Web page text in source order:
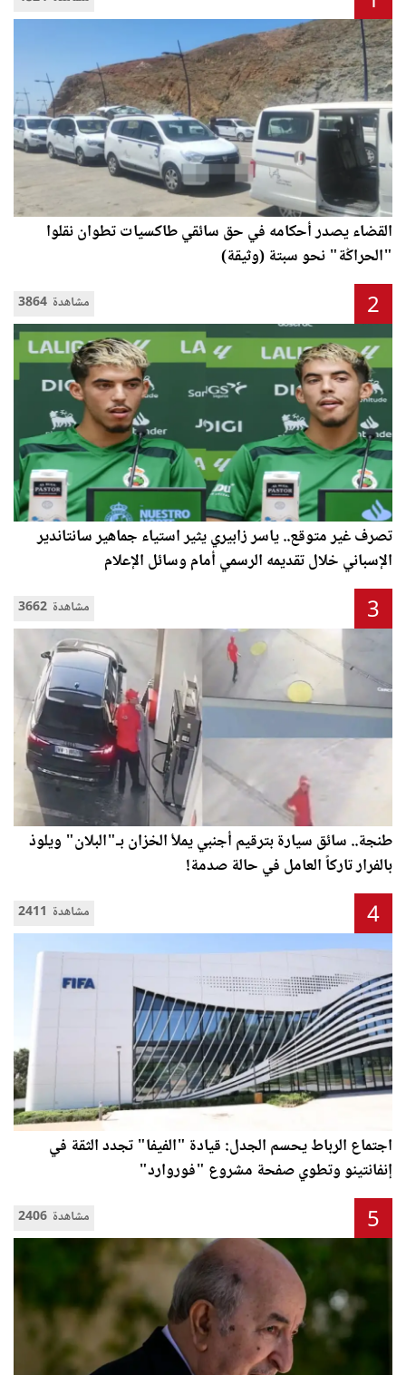
القضاء يصدر أحكامه في حق سائقي طاكسيات تطوان نقلوا
"الحراݣة" نحو سبتة (وثيقة)
3864 مشاهدة 2
تصرف غير متوقع.. ياسر زابيري يثير استياء جماهير سانتاندير
الإسباني خلال تقديمه الرسمي أمام وسائل الإعلام
3662 مشاهدة 3
طنجة.. سائق سيارة بترقيم أجنبي يملأ الخزان بـ"البلان" ويلوذ
بالفرار تاركاً العامل في حالة صدمة!
2411 مشاهدة 4
اجتماع الرباط يحسم الجدل: قيادة "الفيفا" تجدد الثقة في
إنفانتينو وتطوي صفحة مشروع "فوروارد"
2406 مشاهدة 5